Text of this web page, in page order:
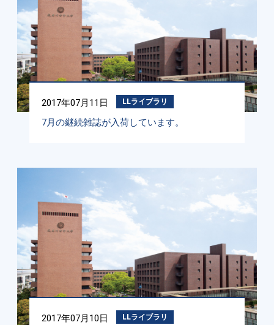
2017年07月11日 LLライブラリ
7月の継続雑誌が入荷しています。
2017年07月10日 LLライブラリ